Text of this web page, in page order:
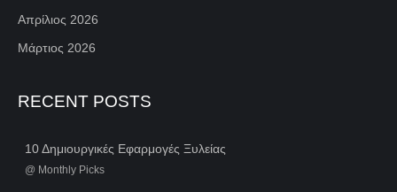
Απρίλιος 2026
Μάρτιος 2026
RECENT POSTS
10 Δημιουργικές Εφαρμογές Ξυλείας
@ Monthly Picks